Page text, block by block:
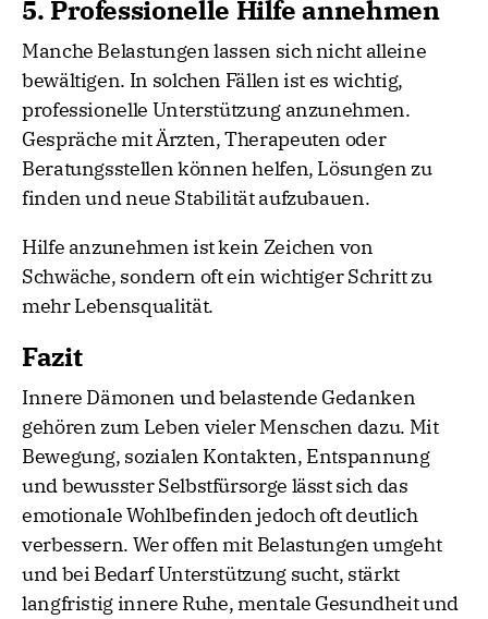
5. Professionelle Hilfe annehmen
Manche Belastungen lassen sich nicht alleine
bewältigen. In solchen Fällen ist es wichtig,
professionelle Unterstützung anzunehmen.
Gespräche mit Ärzten, Therapeuten oder
Beratungsstellen können helfen, Lösungen zu
finden und neue Stabilität aufzubauen.
Hilfe anzunehmen ist kein Zeichen von
Schwäche, sondern oft ein wichtiger Schritt zu
mehr Lebensqualität.
Fazit
Innere Dämonen und belastende Gedanken
gehören zum Leben vieler Menschen dazu. Mit
Bewegung, sozialen Kontakten, Entspannung
und bewusster Selbstfürsorge lässt sich das
emotionale Wohlbefinden jedoch oft deutlich
verbessern. Wer offen mit Belastungen umgeht
und bei Bedarf Unterstützung sucht, stärkt
langfristig innere Ruhe, mentale Gesundheit und